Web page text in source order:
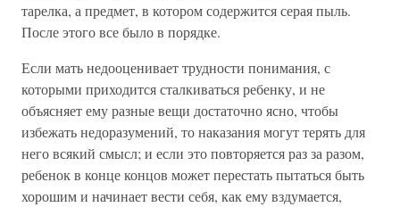
тарелка, а предмет, в котором содержится серая пыль.
После этого все было в порядке.
Если мать недооценивает трудности понимания, с
которыми приходится сталкиваться ребенку, и не
объясняет ему разные вещи достаточно ясно, чтобы
избежать недоразумений, то наказания могут терять для
него всякий смысл; и если это повторяется раз за разом,
ребенок в конце концов может перестать пытаться быть
хорошим и начинает вести себя, как ему вздумается,